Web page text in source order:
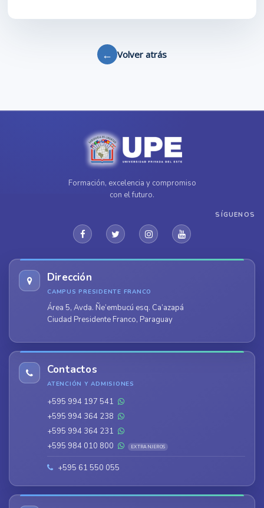
← Volver atrás
Formación, excelencia y compromiso
con el futuro.
SÍGUENOS
Dirección
CAMPUS PRESIDENTE FRANCO
Área 5, Avda. Ñe’embucú esq. Ca’azapá
Ciudad Presidente Franco, Paraguay
Contactos
ATENCIÓN Y ADMISIONES
+595 994 197 541
+595 994 364 238
+595 994 364 231
+595 984 010 800
EXTRANJEROS
+595 61 550 055